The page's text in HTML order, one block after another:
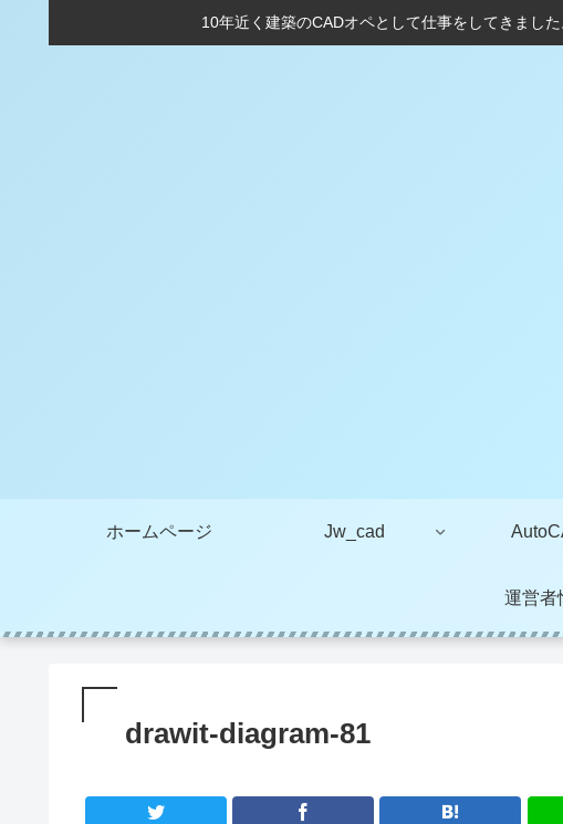
10年近く建築のCADオペとして仕事をしてきまし
ホームページ Jw_cad
運営者
drawit-diagram-81